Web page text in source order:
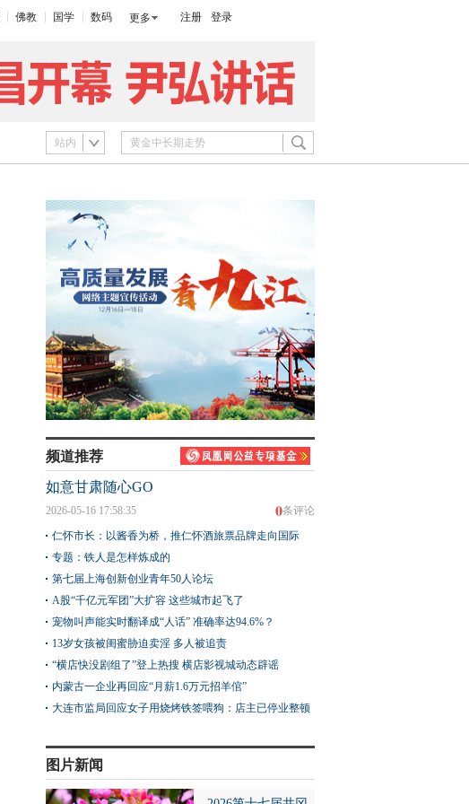
佛教 国学 数码 更多 注册 登录
站内
频道推荐
如意甘肃随心GO
0条评论
2026-05-16 17:58:35
仁怀市长：以酱香为桥，推仁怀酒旅票品牌走向国际
专题：铁人是怎样炼成的
第七届上海创新创业青年50人论坛
A股“千亿元军团”大扩容 这些城市起飞了
宠物叫声能实时翻译成“人话” 准确率达94.6%？
13岁女孩被闺蜜胁迫卖淫 多人被追责
“横店快没剧组了”登上热搜 横店影视城动态辟谣
内蒙古一企业再回应“月薪1.6万元招羊倌”
大连市监局回应女子用烧烤铁签喂狗：店主已停业整顿
图片新闻